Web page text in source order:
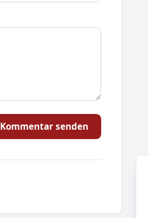
Kommentar senden